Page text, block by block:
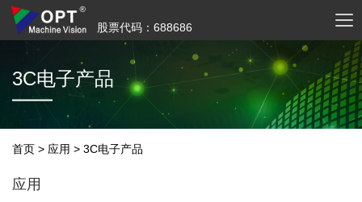
股票代码：688686
3C电子产品
首页 > 应用 > 3C电子产品
应用